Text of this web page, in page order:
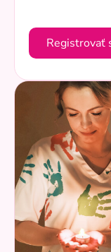
Registrovať